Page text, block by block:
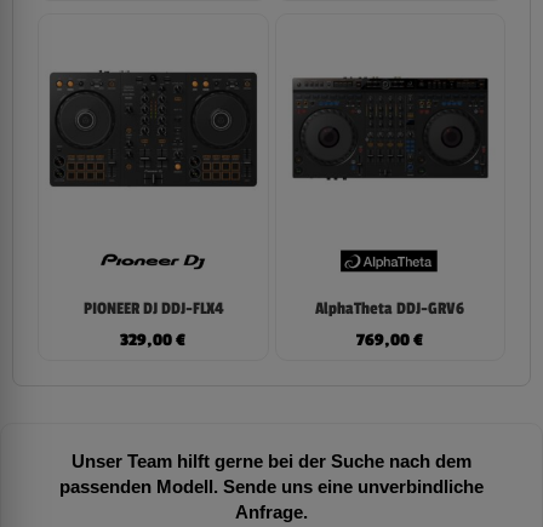
PIONEER DJ DDJ-FLX4
329,00€
AlphaTheta DDJ-GRV6
769,00€
Unser Team hilft gerne bei der Suche nach dem
passenden Modell. Sende uns eine unverbindliche
Anfrage.